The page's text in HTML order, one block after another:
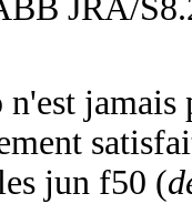
JRA/
n'est
jun f50 (